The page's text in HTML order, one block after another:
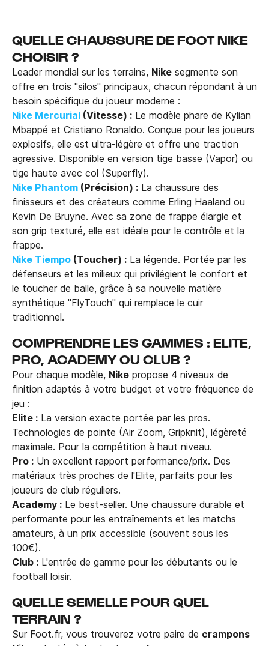
QUELLE CHAUSSURE DE FOOT NIKE
CHOISIR ?
Leader mondial sur les terrains, Nike segmente son
offre en trois "silos" principaux, chacun répondant à un
besoin spécifique du joueur moderne :
Nike Mercurial (Vitesse) : Le modèle phare de Kylian
Mbappé et Cristiano Ronaldo. Conçue pour les joueurs
explosifs, elle est ultra-légère et offre une traction
agressive. Disponible en version tige basse (Vapor) ou
tige haute avec col (Superfly).
Nike Phantom (Précision) : La chaussure des
finisseurs et des créateurs comme Erling Haaland ou
Kevin De Bruyne. Avec sa zone de frappe élargie et
son grip texturé, elle est idéale pour le contrôle et la
frappe.
Nike Tiempo (Toucher) : La légende. Portée par les
défenseurs et les milieux qui privilégient le confort et
le toucher de balle, grâce à sa nouvelle matière
synthétique "FlyTouch" qui remplace le cuir
traditionnel.
COMPRENDRE LES GAMMES : ELITE,
PRO, ACADEMY OU CLUB ?
Pour chaque modèle, Nike propose 4 niveaux de
finition adaptés à votre budget et votre fréquence de
jeu :
Elite : La version exacte portée par les pros.
Technologies de pointe (Air Zoom, Gripknit), légèreté
maximale. Pour la compétition à haut niveau.
Pro : Un excellent rapport performance/prix. Des
matériaux très proches de l'Elite, parfaits pour les
joueurs de club réguliers.
Academy : Le best-seller. Une chaussure durable et
performante pour les entraînements et les matchs
amateurs, à un prix accessible (souvent sous les
100€).
Club : L'entrée de gamme pour les débutants ou le
football loisir.
QUELLE SEMELLE POUR QUEL
TERRAIN ?
Sur Foot.fr, vous trouverez votre paire de crampons